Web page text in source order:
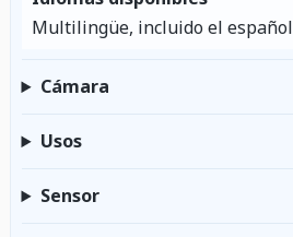
Multilingüe, incluido el español
Cámara
Usos
Sensor